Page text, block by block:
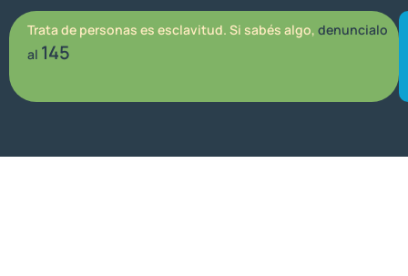
Trata de personas es esclavitud. Si sabés algo, denuncialo
al 145